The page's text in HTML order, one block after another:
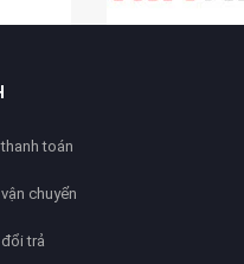
toán
chuyển
trả